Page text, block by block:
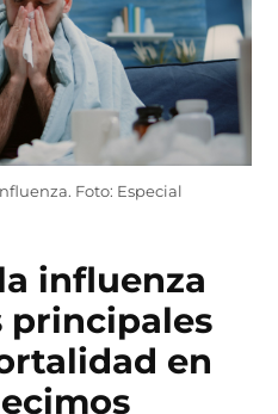
Foto: Especial
influenza
principales
en